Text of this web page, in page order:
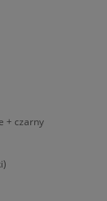
+ czarny